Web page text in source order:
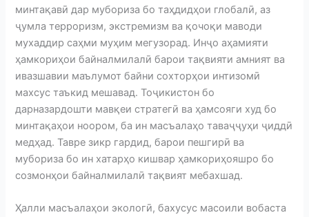
минтақавӣ дар мубориза бо таҳдидҳои глобалӣ, аз
ҷумла терроризм, экстремизм ва қочоқи маводи
мухаддир саҳми муҳим мегузорад. Инҷо аҳамияти
ҳамкориҳои байналмилалӣ барои тақвияти амният ва
ивазшавии маълумот байни сохторҳои интизомӣ
махсус таъкид мешавад. Тоҷикистон бо
дарназардошти мавқеи стратегӣ ва ҳамсояги худ бо
минтақаҳои ноором, ба ин масъалаҳо таваҷҷуҳи ҷиддӣ
медҳад. Тавре зикр гардид, барои пешгирӣ ва
мубориза бо ин хатарҳо кишвар ҳамкориҳояшро бо
созмонҳои байналмилалӣ тақвият мебахшад.
Ҳалли масъалаҳои экологӣ, бахусус масоили вобаста